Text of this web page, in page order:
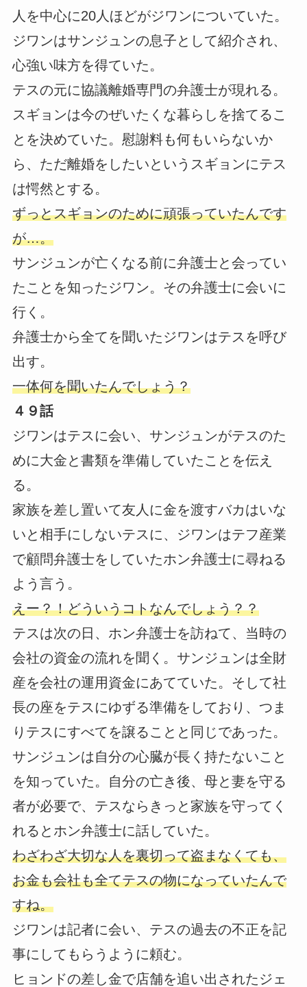
人を中心に20人ほどがジワンについていた。
ジワンはサンジュンの息子として紹介され、
心強い味方を得ていた。
テスの元に協議離婚専門の弁護士が現れる。
スギョンは今のぜいたくな暮らしを捨てるこ
とを決めていた。慰謝料も何もいらないか
ら、ただ離婚をしたいというスギョンにテス
は愕然とする。
ずっとスギョンのために頑張っていたんです
が…。
サンジュンが亡くなる前に弁護士と会ってい
たことを知ったジワン。その弁護士に会いに
行く。
弁護士から全てを聞いたジワンはテスを呼び
出す。
一体何を聞いたんでしょう？
４９話
ジワンはテスに会い、サンジュンがテスのた
めに大金と書類を準備していたことを伝え
る。
家族を差し置いて友人に金を渡すバカはいな
いと相手にしないテスに、ジワンはテフ産業
で顧問弁護士をしていたホン弁護士に尋ねる
よう言う。
えー？！どういうコトなんでしょう？？
テスは次の日、ホン弁護士を訪ねて、当時の
会社の資金の流れを聞く。サンジュンは全財
産を会社の運用資金にあてていた。そして社
長の座をテスにゆずる準備をしており、つま
りテスにすべてを譲ることと同じであった。
サンジュンは自分の心臓が長く持たないこと
を知っていた。自分の亡き後、母と妻を守る
者が必要で、テスならきっと家族を守ってく
れるとホン弁護士に話していた。
わざわざ大切な人を裏切って盗まなくても、
お金も会社も全てテスの物になっていたんで
すね。
ジワンは記者に会い、テスの過去の不正を記
事にしてもらうように頼む。
ヒョンドの差し金で店舗を追い出されたジェ